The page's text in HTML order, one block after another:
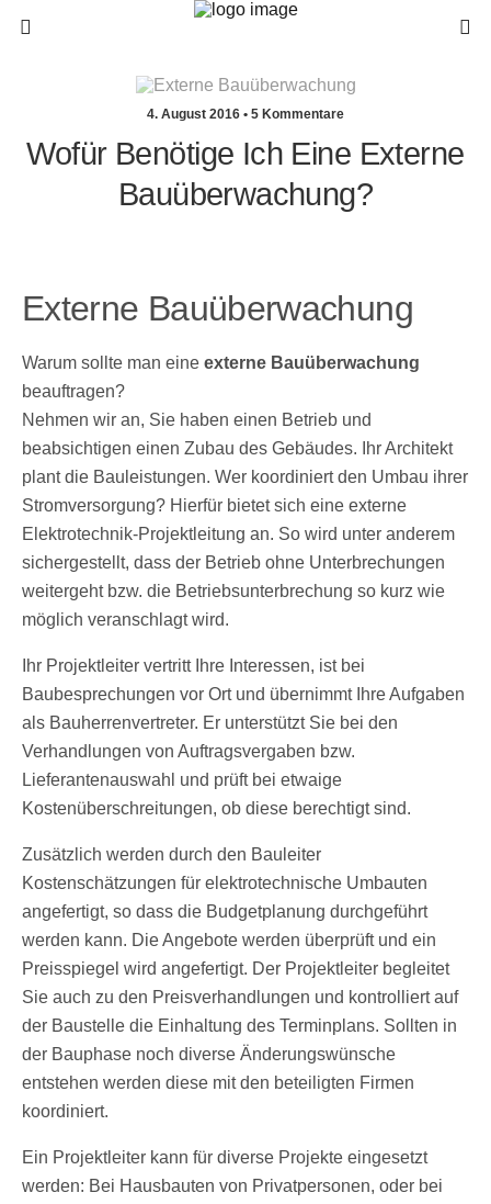
4. August 2016 • 5 Kommentare
Wofür Benötige Ich Eine Externe
Bauüberwachung?
Externe Bauüberwachung
Warum sollte man eine externe Bauüberwachung
beauftragen?
Nehmen wir an, Sie haben einen Betrieb und
beabsichtigen einen Zubau des Gebäudes. Ihr Architekt
plant die Bauleistungen. Wer koordiniert den Umbau ihrer
Stromversorgung? Hierfür bietet sich eine externe
Elektrotechnik-Projektleitung an. So wird unter anderem
sichergestellt, dass der Betrieb ohne Unterbrechungen
weitergeht bzw. die Betriebsunterbrechung so kurz wie
möglich veranschlagt wird.
Ihr Projektleiter vertritt Ihre Interessen, ist bei
Baubesprechungen vor Ort und übernimmt Ihre Aufgaben
als Bauherrenvertreter. Er unterstützt Sie bei den
Verhandlungen von Auftragsvergaben bzw.
Lieferantenauswahl und prüft bei etwaige
Kostenüberschreitungen, ob diese berechtigt sind.
Zusätzlich werden durch den Bauleiter
Kostenschätzungen für elektrotechnische Umbauten
angefertigt, so dass die Budgetplanung durchgeführt
werden kann. Die Angebote werden überprüft und ein
Preisspiegel wird angefertigt. Der Projektleiter begleitet
Sie auch zu den Preisverhandlungen und kontrolliert auf
der Baustelle die Einhaltung des Terminplans. Sollten in
der Bauphase noch diverse Änderungswünsche
entstehen werden diese mit den beteiligten Firmen
koordiniert.
Ein Projektleiter kann für diverse Projekte eingesetzt
werden: Bei Hausbauten von Privatpersonen, oder bei